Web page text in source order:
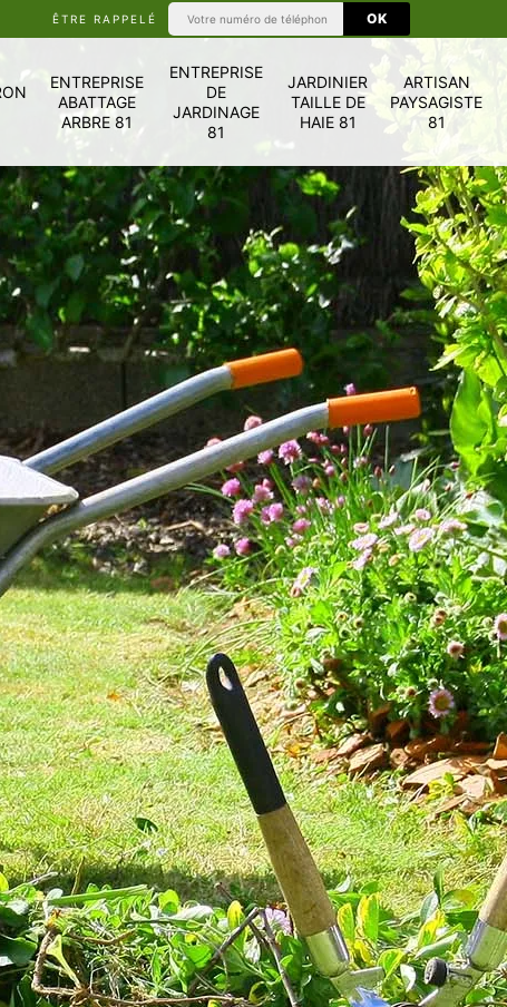
ÊTRE RAPPELÉ
ENTREPRISE
ABATTAGE
ARBRE 81
ENTREPRISE
DE
JARDINAGE
81
JARDINIER
TAILLE DE
HAIE 81
ARTISAN
PAYSAGISTE
81